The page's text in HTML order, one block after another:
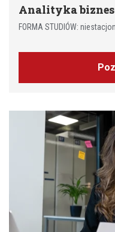
Analityka
FORMA STUDIÓW: